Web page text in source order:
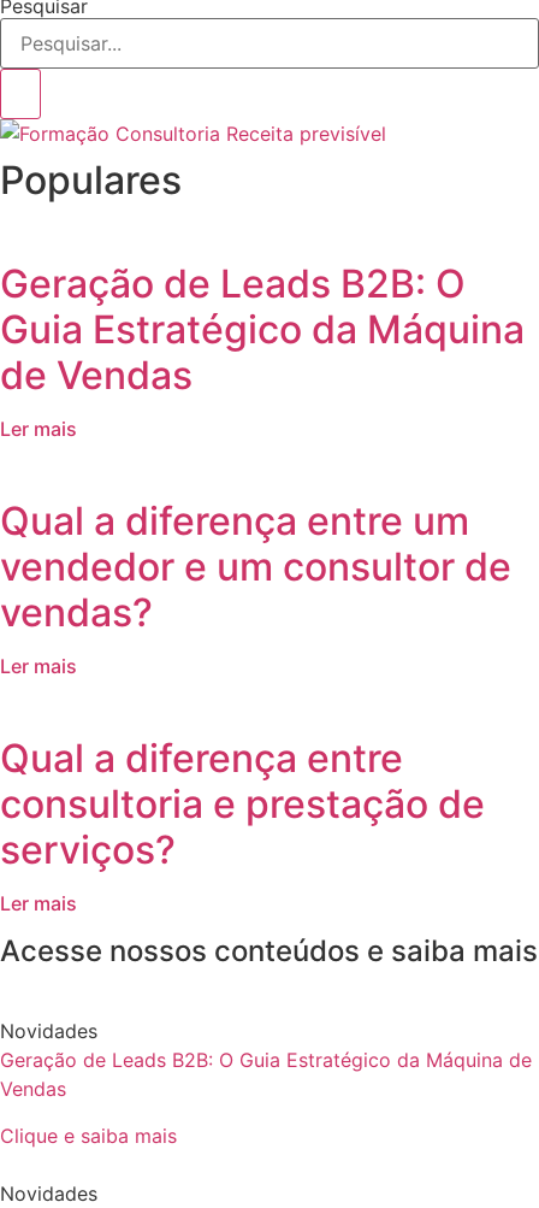
Pesquisar
Populares
Geração de Leads B2B: O
Guia Estratégico da Máquina
de Vendas
Ler mais
Qual a diferença entre um
vendedor e um consultor de
vendas?
Ler mais
Qual a diferença entre
consultoria e prestação de
serviços?
Ler mais
Acesse nossos conteúdos e saiba mais
Novidades
Geração de Leads B2B: O Guia Estratégico da Máquina de
Vendas
Clique e saiba mais
Novidades